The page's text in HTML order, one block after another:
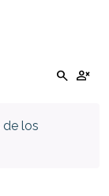
search person_cancel
de los